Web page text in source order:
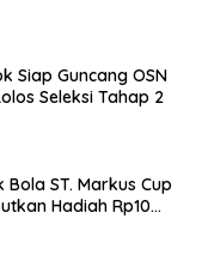
Siap Guncang OSN
Seleksi Tahap 2
ST. Markus Cup
Hadiah Rp10